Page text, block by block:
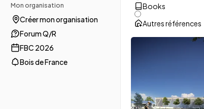
Mon organisation
Créer mon organisation
Forum Q/R
FBC 2026
Bois de France
Books
Autres références